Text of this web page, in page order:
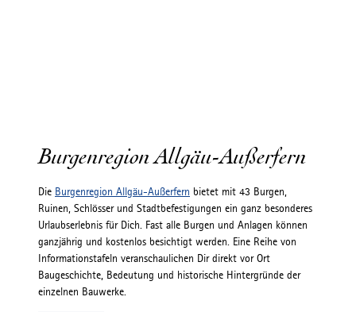
Burgenregion Allgäu-Außerfern
Die Burgenregion Allgäu-Außerfern bietet mit 43 Burgen,
Ruinen, Schlösser und Stadtbefestigungen ein ganz besonderes
Urlaubserlebnis für Dich. Fast alle Burgen und Anlagen können
ganzjährig und kostenlos besichtigt werden. Eine Reihe von
Informationstafeln veranschaulichen Dir direkt vor Ort
Baugeschichte, Bedeutung und historische Hintergründe der
einzelnen Bauwerke.